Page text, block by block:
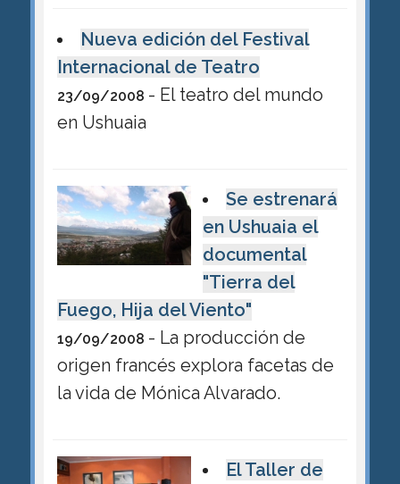
Nueva edición del Festival
Internacional de Teatro
23/09/2008 - El teatro del mundo
en Ushuaia
Se estrenará
en Ushuaia el
documental
"Tierra del
Fuego, Hija del Viento"
19/09/2008 - La producción de
origen francés explora facetas de
la vida de Mónica Alvarado.
El Taller de